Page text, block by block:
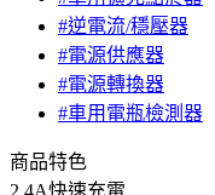
#逆電流/穩壓器
#電源供應器
#電源轉換器
#車用電瓶檢測器
商品特色